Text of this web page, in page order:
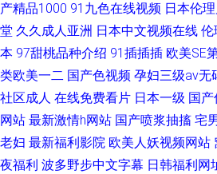
产精品1000 91九色在线视频 日本伦
堂 久久成人亚洲 日本中文视频在线 伦
本 97甜桃品种介绍 91插插插 欧美SE
类欧美一二 国产色视频 孕妇三级av无
社区成人 在线免费看片 日本一级 国
网站 最新激情h网站 国产喷浆抽搐 宅
老妇 最新福利影院 欧美人妖视频网站
夜福利 波多野步中文字幕 日韩福利网